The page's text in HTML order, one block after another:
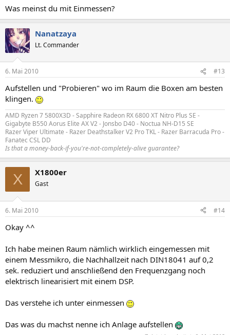
Was meinst du mit Einmessen?
Nanatzaya
Lt. Commander
6. Mai 2010 #13
Aufstellen und "Probieren" wo im Raum die Boxen am besten
klingen.
AMD Ryzen 7 5800X3D - Sapphire Radeon RX 6800 XT Nitro Plus SE -
Gigabyte B550 Aorus Elite AX V2 - Jonsbo D40 - Noctua NH-D15 SE
Razer Viper Ultimate - Razer Deathstalker V2 Pro TKL - Razer Barracuda Pro -
Fanatec CSL DD
Is that a money-back-if-you're-not-completely-alive guarantee?
X X1800er
Gast
6. Mai 2010 #14
Okay ^^
Ich habe meinen Raum nämlich wirklich eingemessen mit
einem Messmikro, die Nachhallzeit nach DIN18041 auf 0,2
sek. reduziert und anschließend den Frequenzgang noch
elektrisch linearisiert mit einem DSP.
Das verstehe ich unter einmessen
Das was du machst nenne ich Anlage aufstellen